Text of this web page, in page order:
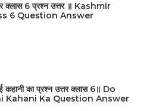
क्लास 6 प्रश्न उत्तर ॥ Kashmir
6 Question Answer
कहानी का प्रश्न उत्तर क्लास 6॥ Do
Kahani Ka Question Answer